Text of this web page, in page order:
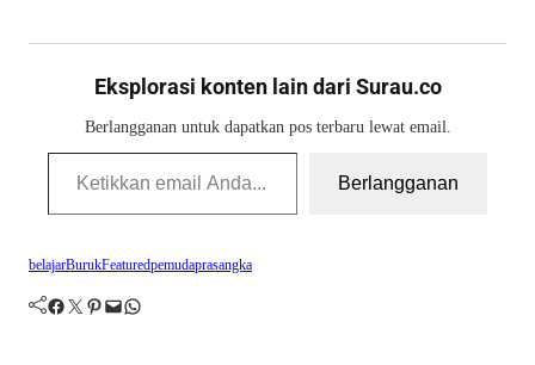
Eksplorasi konten lain dari Surau.co
Berlangganan untuk dapatkan pos terbaru lewat email.
Ketikkan email Anda...
Berlangganan
belajarBurukFeaturedpemudaprasangka
Facebook Twitter Pinterest Mail WhatsApp